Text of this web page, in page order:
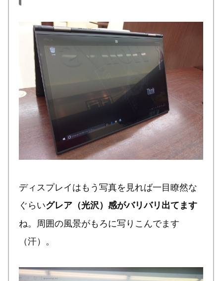
ディスプレイはもう写真を見れば一目瞭然な
ぐらいグレア（光沢）感がバリバリ出てます
ね。周囲の風景がもろに写りこんでます
（汗）。